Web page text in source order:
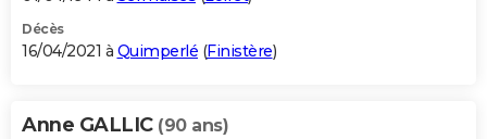
Décès
16/04/2021 à Quimperlé (Finistère)
Anne GALLIC (90 ans)